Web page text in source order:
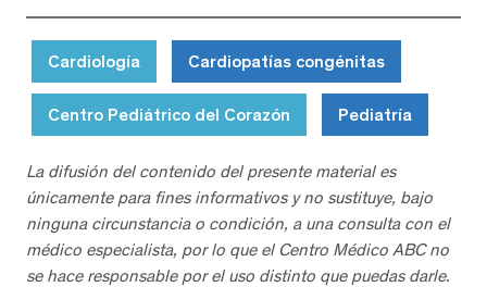
Cardiología Cardiopatías congénitas
Centro Pediátrico del Corazón Pediatría
La difusión del contenido del presente material es
únicamente para fines informativos y no sustituye, bajo
ninguna circunstancia o condición, a una consulta con el
médico especialista, por lo que el Centro Médico ABC no
se hace responsable por el uso distinto que puedas darle.